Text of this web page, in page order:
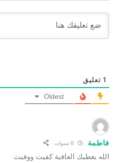
1 تعليق
Oldest
فاطمة
الله يعطيك العافية كفيت ووفيت